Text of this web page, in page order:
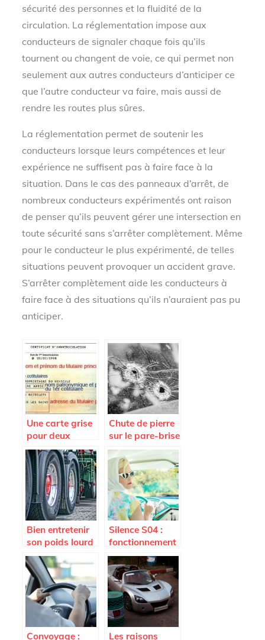
sécurité des personnes et la fluidité de la
circulation. La réglementation impose aux
conducteurs de signaler chaque fois qu’ils
tournent ou changent de voie, ce qui permet non
seulement aux autres conducteurs d’anticiper ce
que l’autre conducteur va faire, mais aussi de
rendre les routes plus sûres.
La réglementation permet de soutenir les
conducteurs lorsque leurs compétences et leur
expérience ne suffisent pas à faire face à la
situation. Dans le cas des panneaux d’arrêt, de
nombreux conducteurs expérimentés ont raison
de penser qu’ils peuvent gérer une intersection en
toute sécurité sans s’arrêter complètement. Même
pour le conducteur le plus expérimenté, de telles
situations peuvent provoquer un accident grave.
S’arrêter complètement aide les conducteurs à
faire face à des situations qu’ils n’auraient pas pu
anticiper.
Une carte grise
pour deux
personnes, est-
ce possible?
Chute de pierre
sur le pare-brise
et assurance
bris de glace
Bien entretenir
son poids lourd
: comment
trouver des
pièces
détachées de
qualité ?
Silence S04 :
fonctionnement
et avantages
Convoyage :
Les raisons